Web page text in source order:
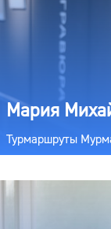
Мария
Турмаршруты